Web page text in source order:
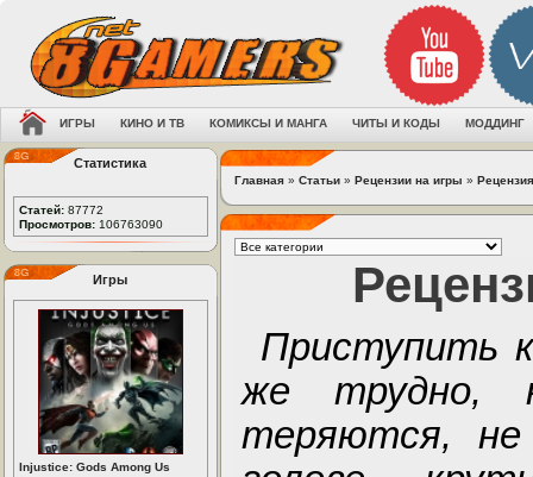
ИГРЫ КИНО И ТВ КОМИКСЫ И МАНГА ЧИТЫ И КОДЫ МОДДИНГ
Статистика
Статей: 87772
Просмотров: 106763090
Игры
Injustice: Gods Among Us
Главная » Статьи » Рецензии на игры »
Приступить
же трудно,
теряются,